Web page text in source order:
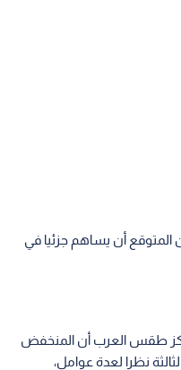
المتوقع أن يساهم جزئيا في
طقس العرب أن المنخفض
نظرا لعدة عوامل،